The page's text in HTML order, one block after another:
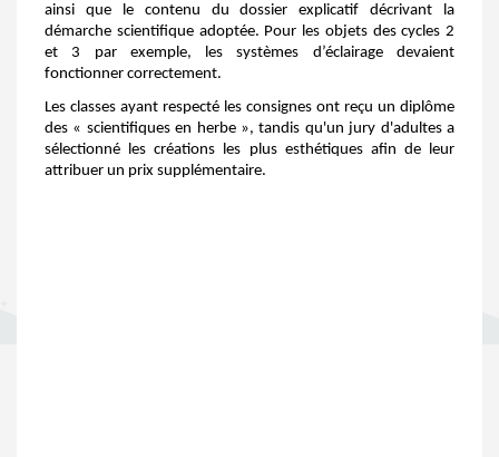
ainsi que le contenu du dossier explicatif décrivant la
démarche scientifique adoptée. Pour les objets des cycles 2
et 3 par exemple, les systèmes d’éclairage devaient
fonctionner correctement.
Les classes ayant respecté les consignes ont reçu un diplôme
des « scientifiques en herbe », tandis qu'un jury d'adultes a
sélectionné les créations les plus esthétiques afin de leur
attribuer un prix supplémentaire.